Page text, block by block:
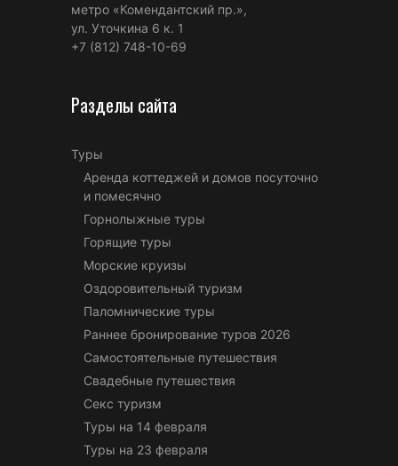
метро «Комендантский пр.»,
ул. Уточкина 6 к. 1
+7 (812) 748-10-69
Разделы сайта
Туры
Аренда коттеджей и домов посуточно
и помесячно
Горнолыжные туры
Горящие туры
Морские круизы
Оздоровительный туризм
Паломнические туры
Раннее бронирование туров 2026
Самостоятельные путешествия
Свадебные путешествия
Секс туризм
Туры на 14 февраля
Туры на 23 февраля